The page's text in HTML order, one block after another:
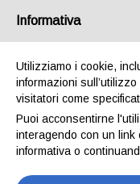
Informativa
Utilizziamo i cookie,
informazioni
visitatori come
Puoi acconsentirne
interagendo con un
informativa o